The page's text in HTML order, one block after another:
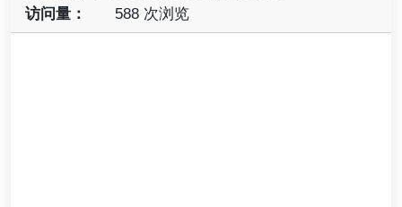
访问量：
588 次浏览